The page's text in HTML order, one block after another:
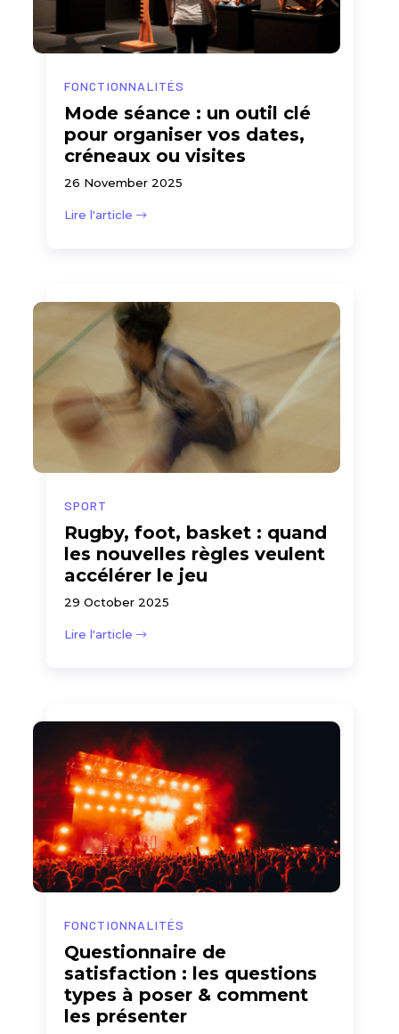
FONCTIONNALITÉS
Mode séance : un outil clé
pour organiser vos dates,
créneaux ou visites
26 November 2025
Lire l'article
SPORT
Rugby, foot, basket : quand
les nouvelles règles veulent
accélérer le jeu
29 October 2025
Lire l'article
FONCTIONNALITÉS
Questionnaire de
satisfaction : les questions
types à poser & comment
les présenter